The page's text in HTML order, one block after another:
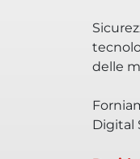
delle
Digital